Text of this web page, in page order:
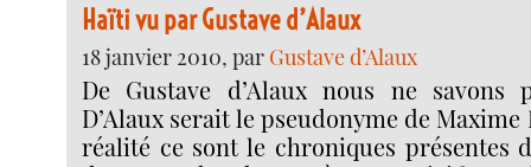
Haïti vu par Gustave d’Alaux
18 janvier 2010, par Gustave d’Alaux
De Gustave d’Alaux nous ne savons
D’Alaux serait le pseudonyme de Maxime
réalité ce sont le chroniques présentes